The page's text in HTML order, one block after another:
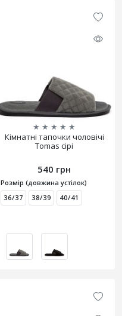
★ ★ ★ ★ ★
Кімнатні тапочки чоловічі
Tomas сірі
540 грн
Розмір (довжина устілок)
36/37
38/39 40/41